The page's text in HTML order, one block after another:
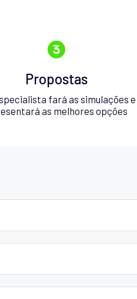
Propostas
fará as simulações e
as melhores opções